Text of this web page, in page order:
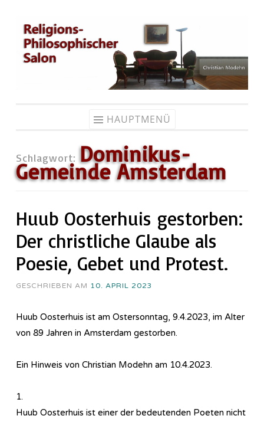
Zum
Inhalt
springen
HAUPTMENÜ
Schlagwort: Dominikus-
Gemeinde Amsterdam
Huub Oosterhuis gestorben:
Der christliche Glaube als
Poesie, Gebet und Protest.
GESCHRIEBEN AM 10. APRIL 2023
Huub Oosterhuis ist am Ostersonntag, 9.4.2023, im Alter
von 89 Jahren in Amsterdam gestorben.
Ein Hinweis von Christian Modehn am 10.4.2023.
1.
Huub Oosterhuis ist einer der bedeutenden Poeten nicht